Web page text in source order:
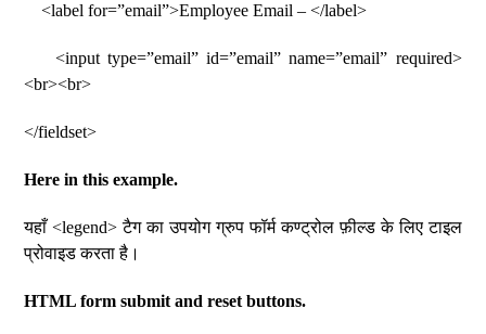
<label for=”email”>Employee Email – </label>
<input type=”email” id=”email” name=”email” required>
<br><br>
</fieldset>
Here in this example.
यहाँ <legend> टैग का उपयोग ग्रुप फॉर्म कण्ट्रोल फ़ील्ड के लिए टाइल
प्रोवाइड करता है।
HTML form submit and reset buttons.